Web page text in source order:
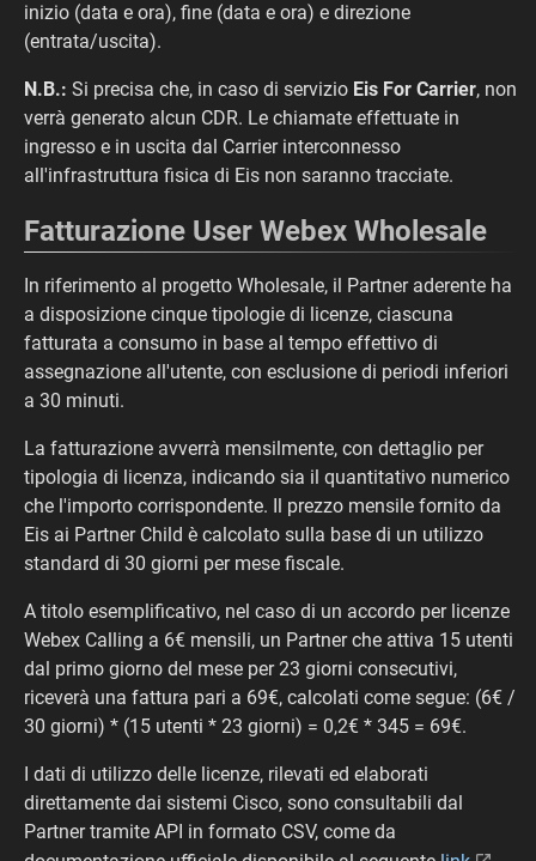
inizio (data e ora), fine (data e ora) e direzione
(entrata/uscita).
N.B.: Si precisa che, in caso di servizio Eis For Carrier, non
verrà generato alcun CDR. Le chiamate effettuate in
ingresso e in uscita dal Carrier interconnesso
all'infrastruttura fisica di Eis non saranno tracciate.
Fatturazione User Webex Wholesale
In riferimento al progetto Wholesale, il Partner aderente ha
a disposizione cinque tipologie di licenze, ciascuna
fatturata a consumo in base al tempo effettivo di
assegnazione all'utente, con esclusione di periodi inferiori
a 30 minuti.
La fatturazione avverrà mensilmente, con dettaglio per
tipologia di licenza, indicando sia il quantitativo numerico
che l'importo corrispondente. Il prezzo mensile fornito da
Eis ai Partner Child è calcolato sulla base di un utilizzo
standard di 30 giorni per mese fiscale.
A titolo esemplificativo, nel caso di un accordo per licenze
Webex Calling a 6€ mensili, un Partner che attiva 15 utenti
dal primo giorno del mese per 23 giorni consecutivi,
riceverà una fattura pari a 69€, calcolati come segue: (6€ /
30 giorni) * (15 utenti * 23 giorni) = 0,2€ * 345 = 69€.
I dati di utilizzo delle licenze, rilevati ed elaborati
direttamente dai sistemi Cisco, sono consultabili dal
Partner tramite API in formato CSV, come da